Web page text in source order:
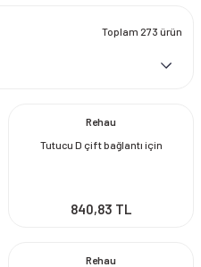
Toplam 273 ürün
Rehau
Tutucu D çift bağlantı için
840,83 TL
Rehau